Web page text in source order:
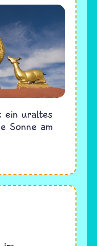
ein uraltes
Sonne am